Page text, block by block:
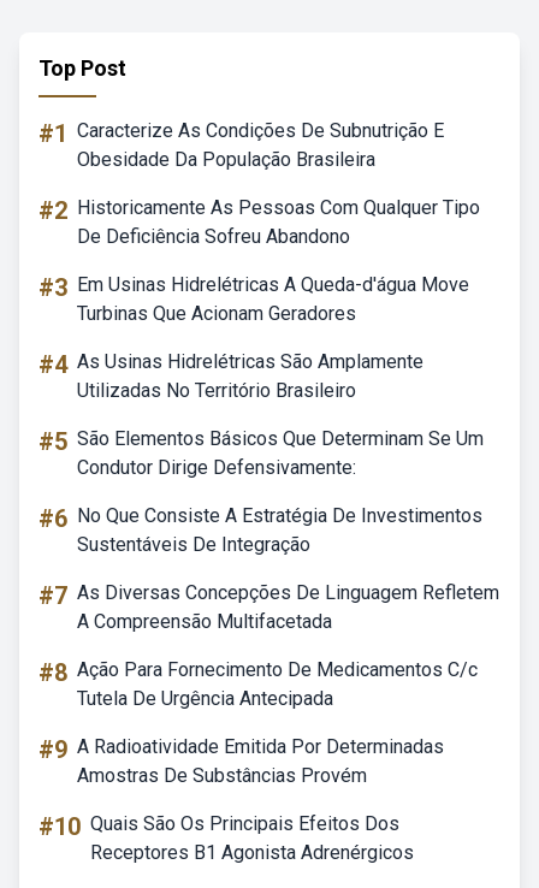
Top Post
#1 Caracterize As Condições De Subnutrição E
Obesidade Da População Brasileira
#2 Historicamente As Pessoas Com Qualquer Tipo
De Deficiência Sofreu Abandono
#3 Em Usinas Hidrelétricas A Queda-d'água Move
Turbinas Que Acionam Geradores
#4 As Usinas Hidrelétricas São Amplamente
Utilizadas No Território Brasileiro
#5 São Elementos Básicos Que Determinam Se Um
Condutor Dirige Defensivamente:
#6 No Que Consiste A Estratégia De Investimentos
Sustentáveis De Integração
#7 As Diversas Concepções De Linguagem Refletem
A Compreensão Multifacetada
#8 Ação Para Fornecimento De Medicamentos C/c
Tutela De Urgência Antecipada
#9 A Radioatividade Emitida Por Determinadas
Amostras De Substâncias Provém
#10 Quais São Os Principais Efeitos Dos
Receptores B1 Agonista Adrenérgicos